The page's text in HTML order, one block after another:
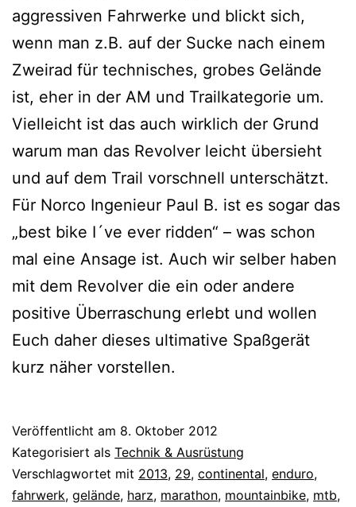
aggressiven Fahrwerke und blickt sich,
wenn man z.B. auf der Sucke nach einem
Zweirad für technisches, grobes Gelände
ist, eher in der AM und Trailkategorie um.
Vielleicht ist das auch wirklich der Grund
warum man das Revolver leicht übersieht
und auf dem Trail vorschnell unterschätzt.
Für Norco Ingenieur Paul B. ist es sogar das
„best bike I´ve ever ridden“ – was schon
mal eine Ansage ist. Auch wir selber haben
mit dem Revolver die ein oder andere
positive Überraschung erlebt und wollen
Euch daher dieses ultimative Spaßgerät
kurz näher vorstellen.
Veröffentlicht am 8. Oktober 2012
Kategorisiert als Technik & Ausrüstung
Verschlagwortet mit 2013, 29, continental, enduro,
fahrwerk, gelände, harz, marathon, mountainbike, mtb,